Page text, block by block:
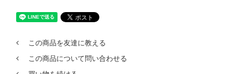
この商品を友達に教える
この商品について問い合わせる